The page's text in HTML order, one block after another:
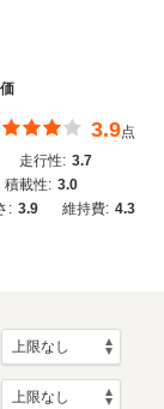
3.9点
走行性: 3.7
積載性: 3.0
: 3.9 維持費: 4.3